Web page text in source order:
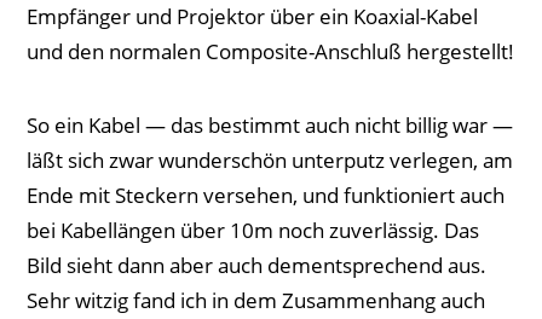
Empfänger und Projektor über ein Koaxial-Kabel
und den normalen Composite-Anschluß hergestellt!
So ein Kabel — das bestimmt auch nicht billig war —
läßt sich zwar wunderschön unterputz verlegen, am
Ende mit Steckern versehen, und funktioniert auch
bei Kabellängen über 10m noch zuverlässig. Das
Bild sieht dann aber auch dementsprechend aus.
Sehr witzig fand ich in dem Zusammenhang auch